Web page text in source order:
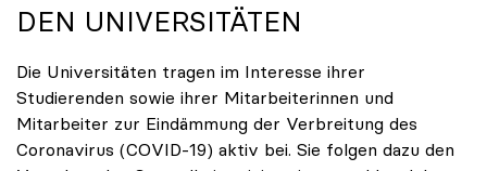
DEN UNIVERSITÄTEN
Die Universitäten tragen im Interesse ihrer
Studierenden sowie ihrer Mitarbeiterinnen und
Mitarbeiter zur Eindämmung der Verbreitung des
Coronavirus (COVID-19) aktiv bei. Sie folgen dazu den